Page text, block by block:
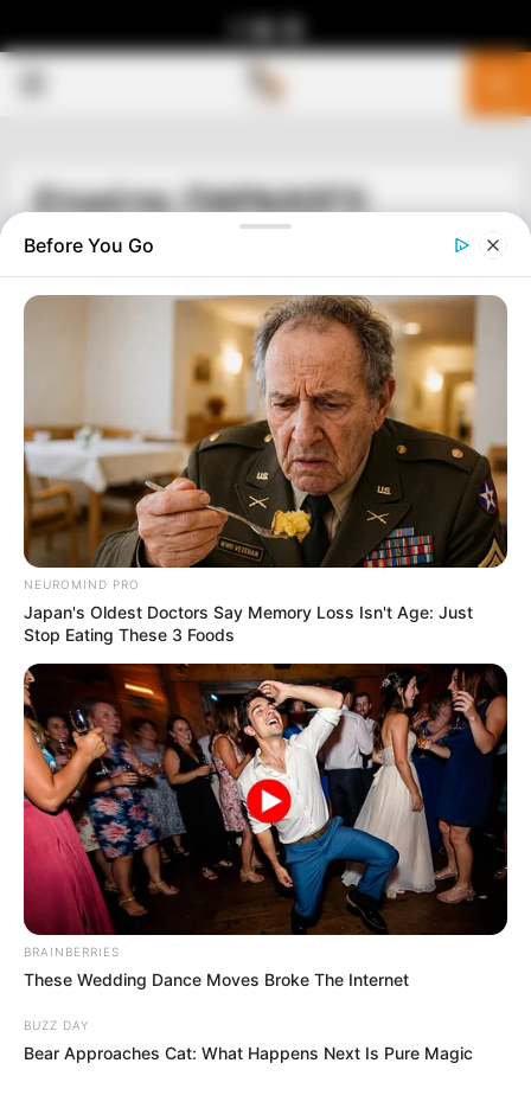
Ετικέτα: ΠΑΡΑΛΟΓΟ
ΑΠΟΨΕΙΣ
ΤΙ ΕΙΝΑΙ ΠΑΡΑΛΟΓΟ ΚΑΙ ΤΙ ΛΟΓΙΚΟ ΣΤΟΝ
ΚΟΣΜΟ ΑΥΤΟΝ;
ΤΙ ΕΙΝΑΙ ΠΑΡΑΛΟΓΟ ΚΑΙ ΤΙ ΛΟΓΙΚΟ ΣΤΟΝ ΚΟΣΜΟ ΑΥΤΟΝ;
ΚΑΛΟ ΕΙΝΑΙ ΝΑ ΠΡΟΣΠΑΘΗΣΟΥΜΕ ΝΑ ΑΝΑΡΩΤΗΘΟΥΜΕ
ΠΑΝΤΑ ΚΡΙΝΟΝΤΑΣ ΑΠΟ ΟΣΑ ΣΥΜΒΑΙΝΟΥΝ ΓΥΡΩ ΜΑΣ,
ΑΛΛΑ ΚΥΡΙΩΣ ΑΠΟ...
ΚΟΙΝΩΝΙΚΑ ΔΙΚΤΥΑ
FACEBOOK
Before You Go
NEUROMIND PRO
Japan's Oldest Doctors Say Memory Loss Isn't Age: Just
Stop Eating These 3 Foods
BRAINBERRIES
These Wedding Dance Moves Broke The Internet
BUZZ DAY
Bear Approaches Cat: What Happens Next Is Pure Magic